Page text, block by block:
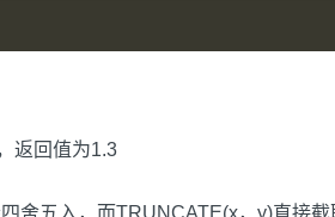
返回值为1.3
舍五入，而TRUNCATE(x，y)直接